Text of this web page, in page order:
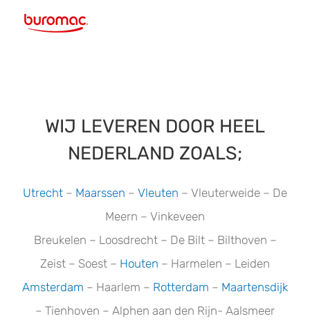
WIJ LEVEREN DOOR HEEL
NEDERLAND ZOALS;
Utrecht – Maarssen – Vleuten – Vleuterweide – De
Meern – Vinkeveen
Breukelen – Loosdrecht – De Bilt – Bilthoven –
Zeist – Soest – Houten – Harmelen – Leiden
Amsterdam – Haarlem – Rotterdam – Maartensdijk
– Tienhoven – Alphen aan den Rijn- Aalsmeer